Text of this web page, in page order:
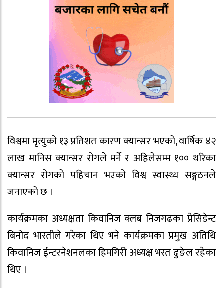
विश्वमा मृत्युको १३ प्रतिशत कारण क्यान्सर भएको, वार्षिक ४२
लाख मानिस क्यान्सर रोगले मर्ने र अहिलेसम्म १०० थरिका
क्यान्सर रोगको पहिचान भएको विश्व स्वास्थ्य सङ्गठनले
जनाएको छ ।
कार्यक्रमका अध्यक्षता किवानिज क्लब निजगढका प्रेसिडेन्ट
बिनोद भारतीले गरेका थिए भने कार्यक्रमका प्रमुख अतिथि
किवानिज ईन्टरनेशनलका हिमगिरी अध्यक्ष भरत ढुङेल रहेका
थिए ।